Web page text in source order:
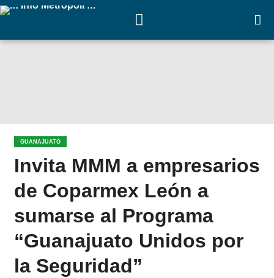
GUANAJUATO
Invita MMM a empresarios
de Coparmex León a
sumarse al Programa
“Guanajuato Unidos por
la Seguridad”